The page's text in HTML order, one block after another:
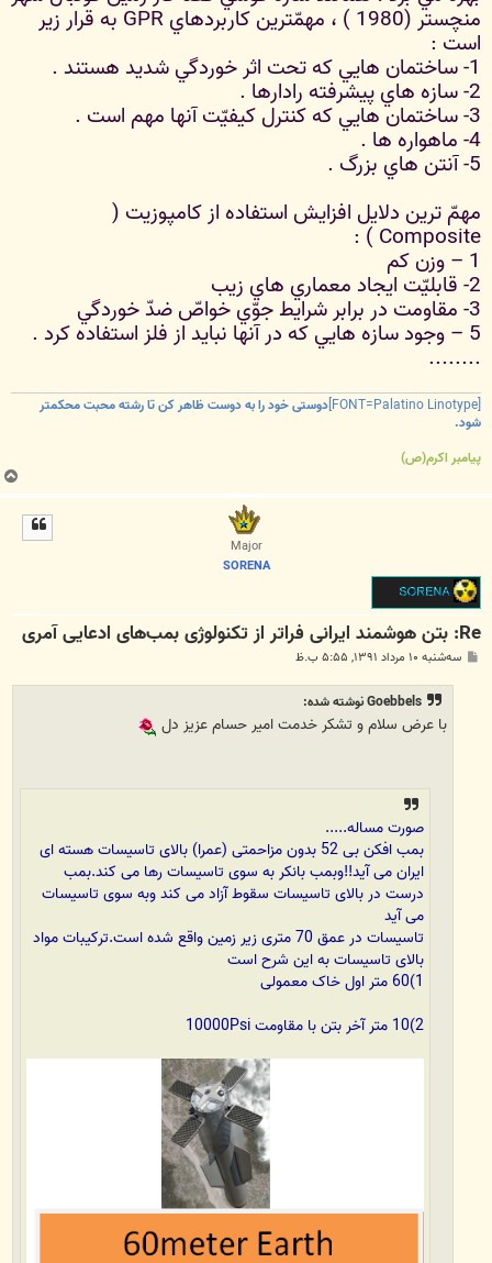
منچستر (‌1980 ) ، مهمّترين كاربردهاي GPR به قرار زير
است :
1- ساختمان هايي كه تحت اثر خوردگي شديد هستند .
2- سازه هاي پيشرفته رادارها .
3- ساختمان هايي كه كنترل كيفيّت آنها مهم است .
4- ماهواره ها .
5- آنتن هاي بزرگ .
مهمّ ترين دلايل افزايش استفاده از كامپوزيت (
Composite ) :
1 – وزن كم
2- قابليّت ايجاد معماري هاي زيب
3- مقاومت در برابر شرايط جوّي خواصّ ضدّ خوردگي
5 – وجود سازه هايي كه در آنها نبايد از فلز استفاده كرد .
........
دوستی خود را به دوست ظاهر کن تا رشته محبت محکمتر
شود.
پیامبر اکرم(ص)
ب
ا
Major
SORENA
Re: بتن‌ هوشمند ایرانی فراتر از تکنولوژی بمب‌های ادعایی آمری
پ سه‌شنبه ۱۰ مرداد ۱۳۹۱, ۵:۵۵ ب.ظ
Goebbels نوشته شده:
با عرض سلام و تشکر خدمت امیر حسام عزیز دل
صورت مساله.....
بمب افکن بی 52 بدون مزاحمتی (عمرا) بالای تاسیسات هسته ای
ایران می آید!!وبمب بانکر به سوی تاسیسات رها می کند.بمب
درست در بالای تاسیسات سقوط آزاد می کند وبه سوی تاسیسات
می آید
تاسیسات در عمق 70 متری زیر زمین واقع شده است.ترکیبات مواد
بالای تاسیسات به این شرح است
1)60 متر اول خاک معمولی
2)10 متر آخر بتن با مقاومت 10000Psi